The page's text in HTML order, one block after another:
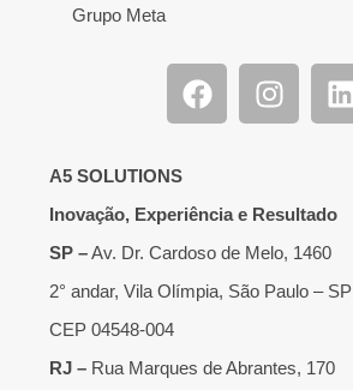
Grupo Meta
A5 SOLUTIONS
Inovação, Experiência e Resultado
SP –Av. Dr. Cardoso de Melo, 1460
2° andar, Vila Olímpia, São Paulo – SP
CEP 04548-004
RJ – Rua Marques de Abrantes, 170